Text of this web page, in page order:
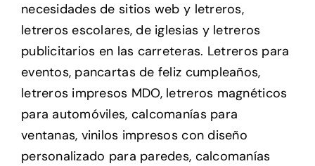
necesidades de sitios web y letreros,
letreros escolares, de iglesias y letreros
publicitarios en las carreteras. Letreros para
eventos, pancartas de feliz cumpleaños,
letreros impresos MDO, letreros magnéticos
para automóviles, calcomanías para
ventanas, vinilos impresos con diseño
personalizado para paredes, calcomanías